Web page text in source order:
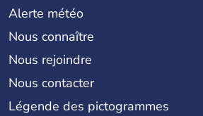
Alerte météo
Nous connaître
Nous rejoindre
Nous contacter
Légende des pictogrammes